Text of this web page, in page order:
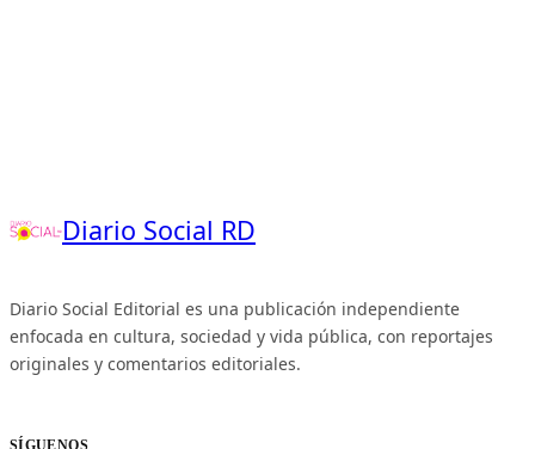
Diario Social RD
Diario Social Editorial es una publicación independiente
enfocada en cultura, sociedad y vida pública, con reportajes
originales y comentarios editoriales.
SÍGUENOS